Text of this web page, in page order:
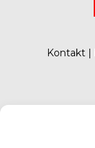
Kontakt |